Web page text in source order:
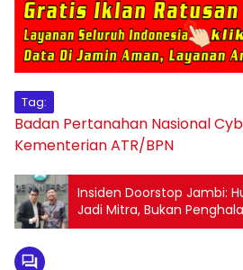
Tag:
Badan Pertanahan Nasional
Kementerian ATR/BPN
Insiden Doorstop Jambi:
Jadi Mitra, Bukan